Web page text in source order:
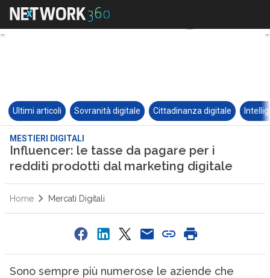
Ultimi articoli Sovranità digitale Cittadinanza digitale
MESTIERI DIGITALI
Influencer: le tasse da pagare per i
redditi prodotti dal marketing digitale
Home Mercati Digitali
Sono sempre più numerose le aziende che